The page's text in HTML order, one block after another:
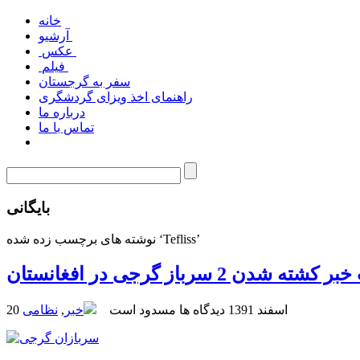
خانه
سفر به گرجستان
راهنمای اخذ ویزای گردشگری
درباره ما
تماس با ما
بایگانی
نوشته های برچسب زده شده ‘Tefliss’
شدن 2 سرباز گرجی در افغانستان
20 اسفند 1391 دیدگاه ها مسدود است خبر , نظامی